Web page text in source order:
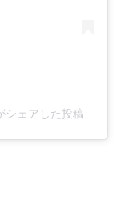
シェアした投稿